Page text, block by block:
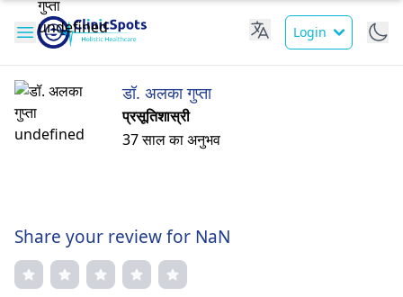
Login
डॉ. अलका गुप्ता
प्रसूतिशास्री
37 साल का अनुभव
Share your review for NaN